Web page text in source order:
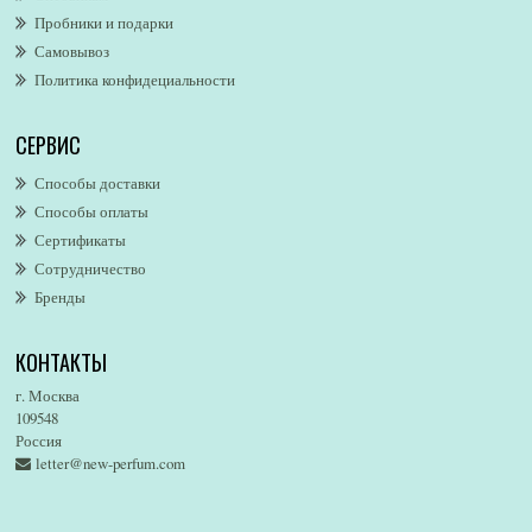
Alfred Dunhill
Alfred Ritchy
Alfred Sung
AllSaints
Alsayad
Altaia
Alvarez Gomez
Alviero Martini
Alyson Oldoini
American Eagle
Amore Segreto
Amorino
Amouage
Пробники и подарки
Самовывоз
Политика конфидециальности
СЕРВИС
Способы доставки
Способы оплаты
Сертификаты
Сотрудничество
Бренды
КОНТАКТЫ
г. Москва
109548
Россия
letter@new-perfum.com